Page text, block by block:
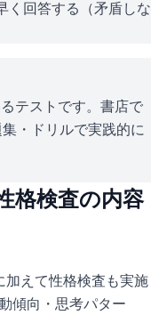
く回答する（矛盾しな
テストです。書店で
・ドリルで実践的に
格検査の内容
加えて性格検査も実施
傾向・思考パター